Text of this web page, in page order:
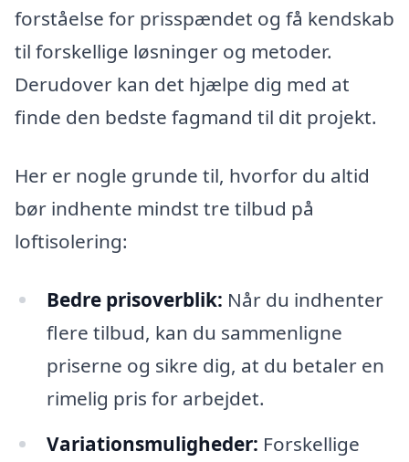
forståelse for prisspændet og få kendskab
til forskellige løsninger og metoder.
Derudover kan det hjælpe dig med at
finde den bedste fagmand til dit projekt.
Her er nogle grunde til, hvorfor du altid
bør indhente mindst tre tilbud på
loftisolering:
Bedre prisoverblik: Når du indhenter
flere tilbud, kan du sammenligne
priserne og sikre dig, at du betaler en
rimelig pris for arbejdet.
Variationsmuligheder: Forskellige